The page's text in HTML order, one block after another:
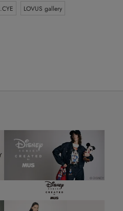
LOVUS gallery